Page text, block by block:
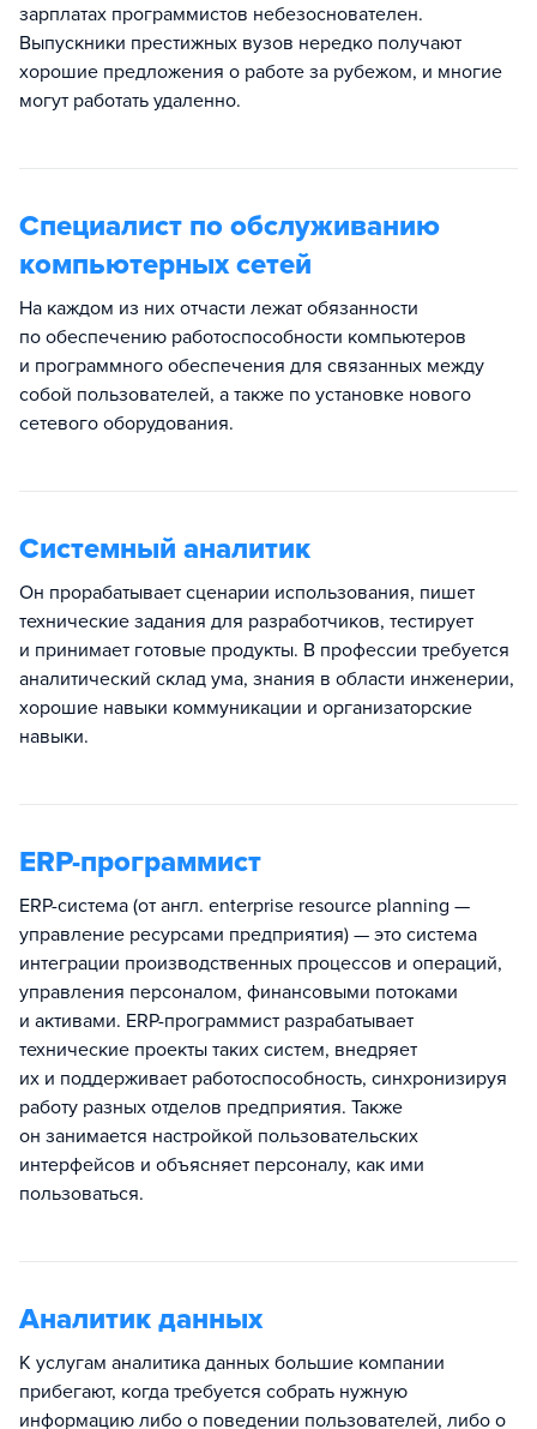
зарплатах программистов небезоснователен.
Выпускники престижных вузов нередко получают
хорошие предложения о работе за рубежом, и многие
могут работать удаленно.
Специалист по обслуживанию
компьютерных сетей
На каждом из них отчасти лежат обязанности
по обеспечению работоспособности компьютеров
и программного обеспечения для связанных между
собой пользователей, а также по установке нового
сетевого оборудования.
Системный аналитик
Он прорабатывает сценарии использования, пишет
технические задания для разработчиков, тестирует
и принимает готовые продукты. В профессии требуется
аналитический склад ума, знания в области инженерии,
хорошие навыки коммуникации и организаторские
навыки.
ERP-программист
ERP-система (от англ. enterprise resource planning —
управление ресурсами предприятия) — это система
интеграции производственных процессов и операций,
управления персоналом, финансовыми потоками
и активами. ERP-программист разрабатывает
технические проекты таких систем, внедряет
их и поддерживает работоспособность, синхронизируя
работу разных отделов предприятия. Также
он занимается настройкой пользовательских
интерфейсов и объясняет персоналу, как ими
пользоваться.
Аналитик данных
К услугам аналитика данных большие компании
прибегают, когда требуется собрать нужную
информацию либо о поведении пользователей, либо о